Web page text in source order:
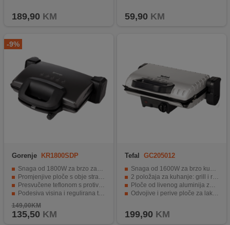
189,90 KM 59,90 KM
-9%
Gorenje KR1800SDP
Snaga od 1800W za brzo zagrijavanje.
Promjenjive ploče s obje strane.
Presvučene teflonom s protiv ljepljenjem.
Podesiva visina i regulirana temperatura.
Praktično pohranjivanje u vertikalnom položaju.
149,00KM
135,50 KM
Tefal GC205012
Snaga od 1600W za brzo kuhanje
2 položaja za kuhanje: grill i roštilj
Ploče od livenog aluminija za trajnost
Odvojive i perive ploče za lako čišćenje
199,90 KM